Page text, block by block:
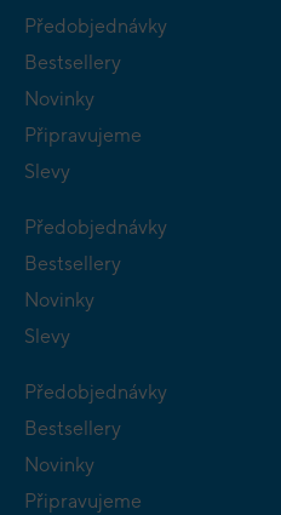
Předobjednávky
Bestsellery
Novinky
Připravujeme
Slevy
Předobjednávky
Bestsellery
Novinky
Slevy
Předobjednávky
Bestsellery
Novinky
Připravujeme